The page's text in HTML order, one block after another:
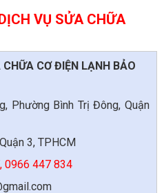
VỤ SỬA CHỮA
CƠ ĐIỆN LẠNH BẢO
Phường Bình Trị Đông, Quận
3, TPHCM
0966 447 834